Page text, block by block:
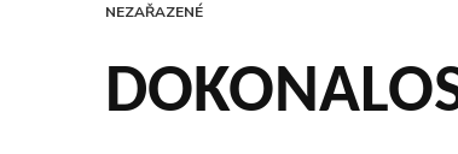
NEZAŘAZENÉ